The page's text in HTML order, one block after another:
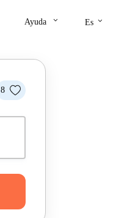
Ayuda keyboard_arrow_down Es keyboard_arrow_down
8